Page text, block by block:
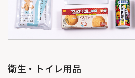
衛生・トイレ用品